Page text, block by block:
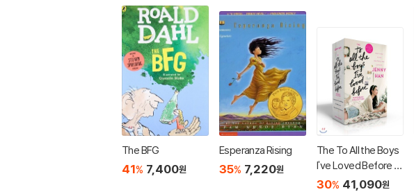
The BFG
41% 7,400원
Esperanza Rising
35% 7,220원
The To All the Boys
I've Loved Before C
ollection : 넷플릭스
30% 41,090원